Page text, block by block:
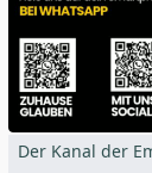
Der Kanal der